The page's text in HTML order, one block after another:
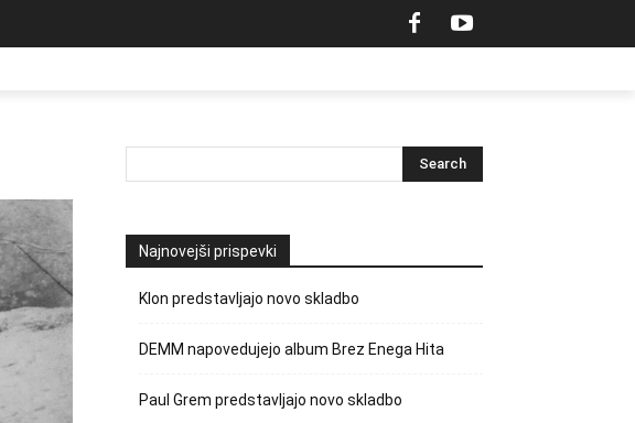
Najnovejši prispevki
Klon predstavljajo novo skladbo
DEMM napovedujejo album Brez Enega Hita
Paul Grem predstavljajo novo skladbo